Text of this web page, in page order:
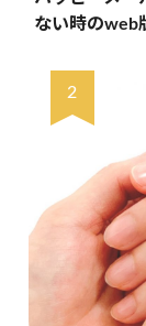
ない時のweb